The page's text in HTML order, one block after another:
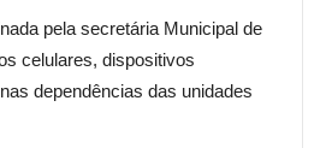
pela secretária Municipal de
celulares, dispositivos
dependências das unidades